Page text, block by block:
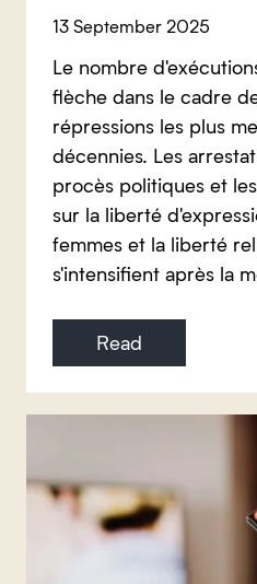
13 September 2025
Le nombre
flèche dans le cadre
répressions les plus
décennies. Les
procès politiques et
sur la liberté
femmes et la liberté
s'intensifient après la
Read